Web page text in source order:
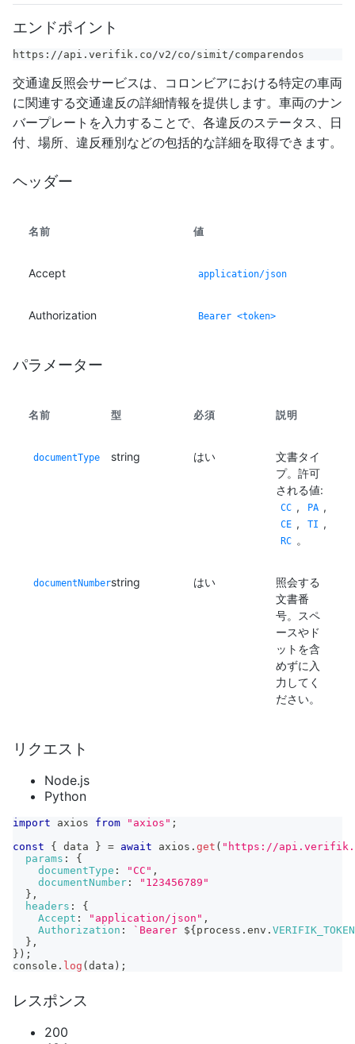
エンドポイント
https://api.verifik.co/v2/co/simit/comparendos
交通違反照会サービスは、コロンビアにおける特定の車両
に関連する交通違反の詳細情報を提供します。車両のナン
バープレートを入力することで、各違反のステータス、日
付、場所、違反種別などの包括的な詳細を取得できます。
ヘッダー
名前 値
Accept application/json
Authorization Bearer <token>
パラメーター
名前 型 必須 説明
documentType string はい
文書タイ
プ。許可
される値:
CC , PA ,
CE , TI ,
RC 。
documentNumberstring はい
照会する
文書番
号。スペ
ースやド
ットを含
めずに入
力してく
ださい。
リクエスト
Node.js
Python
import axios from "axios" ;
const
{ data } = await axios . get ( "https://
params :
{
documentType : "CC" ,
documentNumber :
"123456789"
} ,
headers :
{
Accept : "application/json" ,
Authorization : ` Bearer ${ process . env . VERIFIK_TOKEN
} ,
} ) ;
console . log ( data ) ;
レスポンス
200